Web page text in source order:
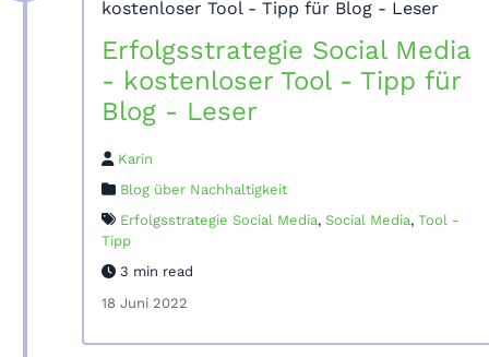
Erfolgsstrategie Social Media
- kostenloser Tool - Tipp für
Blog - Leser
Karin
Blog über Nachhaltigkeit
Erfolgsstrategie Social Media, Social Media, Tool -
Tipp
3 min read
18 Juni 2022